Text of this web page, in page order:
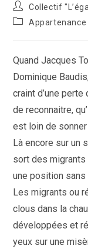
Auteur/autrice
de
la
Collectif
PostAppartenance
Quand Jacques
Dominique
craint d’une
de reconnaitre,
est loin de sonner
Là encore sur un
sort des migrants
une position sans
Les migrants ou
clous dans la
développées et
yeux sur une